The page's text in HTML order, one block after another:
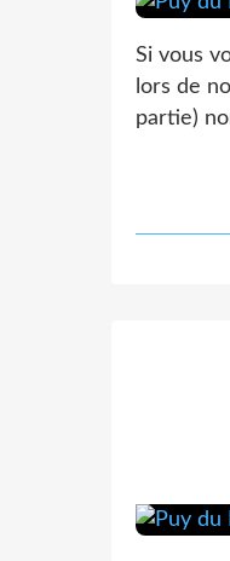
Si vous
lors de
partie)